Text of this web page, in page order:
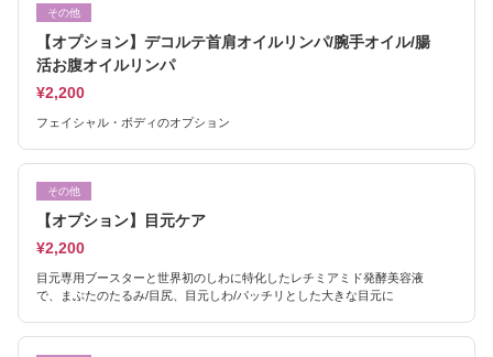
その他
【オプション】デコルテ首肩オイルリンパ/腕手オイル/腸
活お腹オイルリンパ
¥2,200
フェイシャル・ボディのオプション
その他
【オプション】目元ケア
¥2,200
目元専用ブースターと世界初のしわに特化したレチミアミド発酵美容液
で、まぶたのたるみ/目尻、目元しわ/パッチリとした大きな目元に